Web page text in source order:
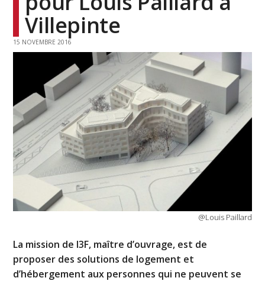
Villepinte
15 NOVEMBRE 2016
@Louis Paillard
La mission de I3F, maître d’ouvrage, est de
proposer des solutions de logement et
d’hébergement aux personnes qui ne peuvent se